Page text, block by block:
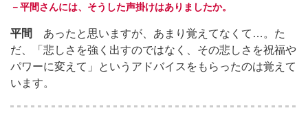
－平間さんには、そうした声掛けはありましたか。
平間
あったと思いますが、あまり覚えてなくて…。た
だ、「悲しさを強く出すのではなく、その悲しさを祝福や
パワーに変えて」というアドバイスをもらったのは覚えて
います。